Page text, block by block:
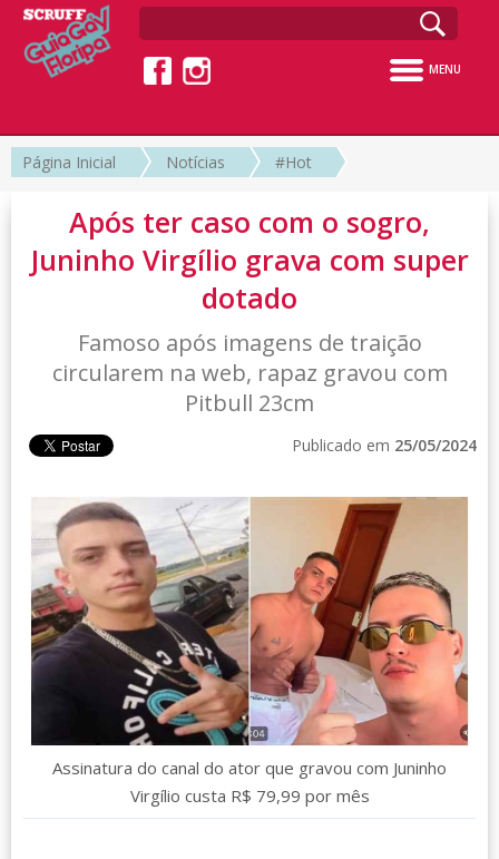
MENU
Página Inicial Notícias #Hot
Após ter caso com o sogro,
Juninho Virgílio grava com super
dotado
Famoso após imagens de traição
circularem na web, rapaz gravou com
Pitbull 23cm
Publicado em 25/05/2024
Assinatura do canal do ator que gravou com Juninho
Virgílio custa R$ 79,99 por mês